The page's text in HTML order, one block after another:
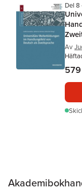
Del 8
Av